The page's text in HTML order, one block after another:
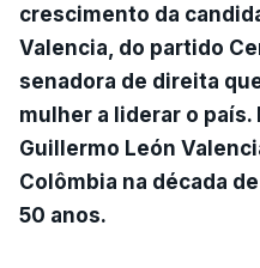
crescimento da
Valencia, do partido
senadora de direita
mulher a liderar o
Guillermo León
Colômbia na década
50 anos.